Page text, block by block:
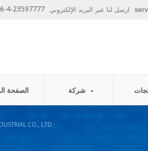
4-23597777
الصفحة
CO., LTD.